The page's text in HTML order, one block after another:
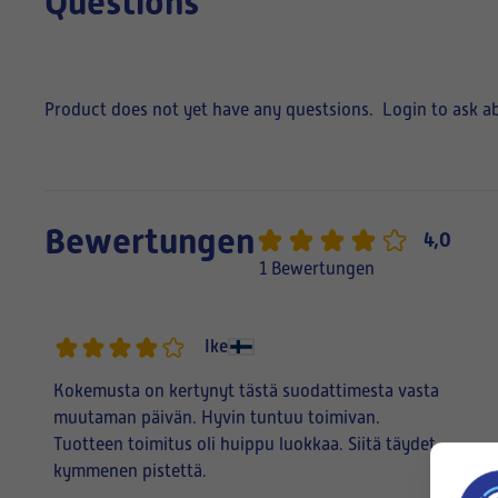
Product does not yet have any questsions. Login to ask
Bewertungen 4,0
1 Bewertungen
Ike
Kokemusta on kertynyt tästä suodattimesta vasta
muutaman päivän. Hyvin tuntuu toimivan.
Tuotteen toimitus oli huippu luokkaa. Siitä täydet
kymmenen pistettä.